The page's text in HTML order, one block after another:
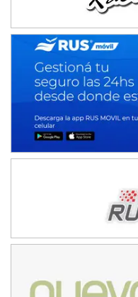
Juventud Unida (Tierra)
NORESTE SANTAFESINO - F6
Ciudad de Avellaneda (Asfalto)
Avellaneda (Santa Fe)
SUR SANTAFESINO - F4
José Samuel Sánchez (Tierra)
Rufino (Santa Fe)
TUCUMANO - F5